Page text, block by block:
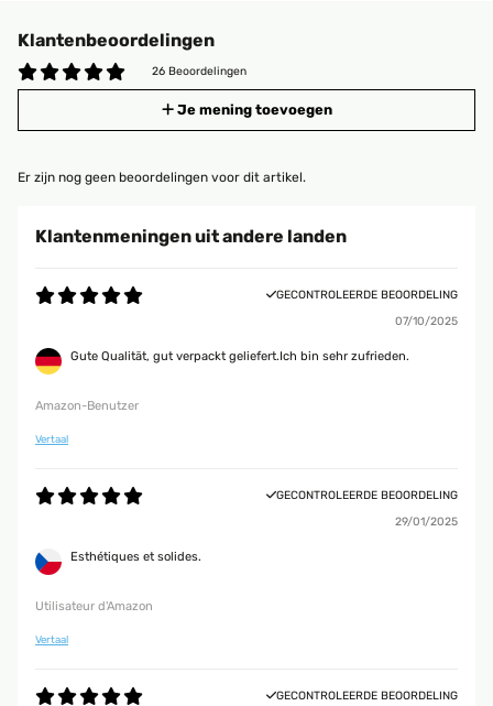
Klantenbeoordelingen
26 Beoordelingen
Je mening toevoegen
Er zijn nog geen beoordelingen voor dit artikel.
Klantenmeningen uit andere landen
GECONTROLEERDE BEOORDELING
07/10/2025
Gute Qualität, gut verpackt geliefert.Ich bin sehr zufrieden.
Amazon-Benutzer
Vertaal
GECONTROLEERDE BEOORDELING
29/01/2025
Esthétiques et solides.
Utilisateur d'Amazon
Vertaal
GECONTROLEERDE BEOORDELING